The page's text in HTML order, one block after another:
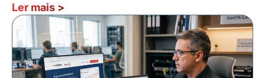
Ler mais >